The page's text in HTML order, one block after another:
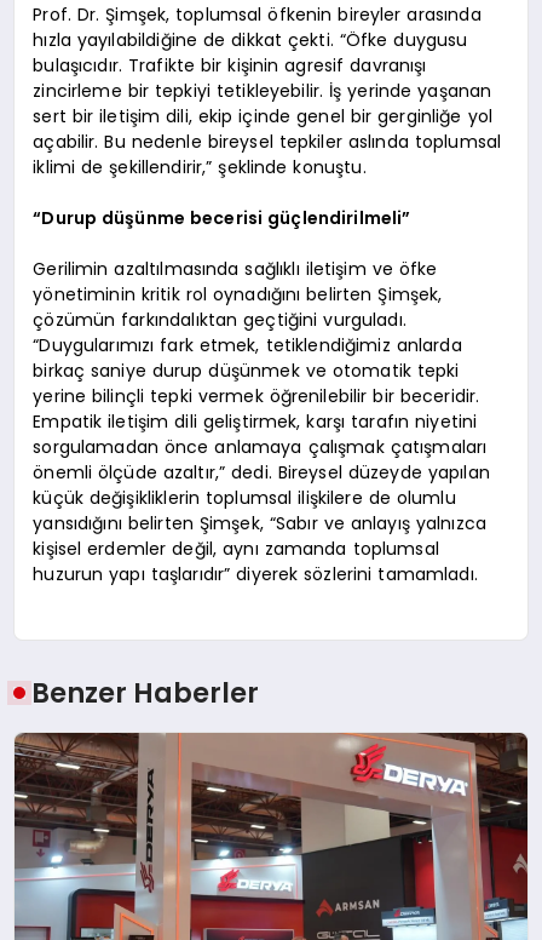
Prof. Dr. Şimşek, toplumsal öfkenin bireyler arasında
hızla yayılabildiğine de dikkat çekti. “Öfke duygusu
bulaşıcıdır. Trafikte bir kişinin agresif davranışı
zincirleme bir tepkiyi tetikleyebilir. İş yerinde yaşanan
sert bir iletişim dili, ekip içinde genel bir gerginliğe yol
açabilir. Bu nedenle bireysel tepkiler aslında toplumsal
iklimi de şekillendirir,” şeklinde konuştu.
“Durup düşünme becerisi güçlendirilmeli”
Gerilimin azaltılmasında sağlıklı iletişim ve öfke
yönetiminin kritik rol oynadığını belirten Şimşek,
çözümün farkındalıktan geçtiğini vurguladı.
“Duygularımızı fark etmek, tetiklendiğimiz anlarda
birkaç saniye durup düşünmek ve otomatik tepki
yerine bilinçli tepki vermek öğrenilebilir bir beceridir.
Empatik iletişim dili geliştirmek, karşı tarafın niyetini
sorgulamadan önce anlamaya çalışmak çatışmaları
önemli ölçüde azaltır,” dedi. Bireysel düzeyde yapılan
küçük değişikliklerin toplumsal ilişkilere de olumlu
yansıdığını belirten Şimşek, “Sabır ve anlayış yalnızca
kişisel erdemler değil, aynı zamanda toplumsal
huzurun yapı taşlarıdır” diyerek sözlerini tamamladı.
Benzer Haberler